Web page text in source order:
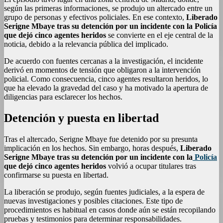
según las primeras informaciones, se produjo un altercado entre un
grupo de personas y efectivos policiales. En ese contexto, Liberado
Serigne Mbaye tras su detención por un incidente con la Policía
que dejó cinco agentes heridos se convierte en el eje central de la
noticia, debido a la relevancia pública del implicado.
De acuerdo con fuentes cercanas a la investigación, el incidente
derivó en momentos de tensión que obligaron a la intervención
policial. Como consecuencia, cinco agentes resultaron heridos, lo
que ha elevado la gravedad del caso y ha motivado la apertura de
diligencias para esclarecer los hechos.
Detención y puesta en libertad
Tras el altercado, Serigne Mbaye fue detenido por su presunta
implicación en los hechos. Sin embargo, horas después, Liberado
Serigne Mbaye tras su detención por un incidente con la Policía
que dejó cinco agentes heridos volvió a ocupar titulares tras
confirmarse su puesta en libertad.
La liberación se produjo, según fuentes judiciales, a la espera de
nuevas investigaciones y posibles citaciones. Este tipo de
procedimientos es habitual en casos donde aún se están recopilando
pruebas y testimonios para determinar responsabilidades.